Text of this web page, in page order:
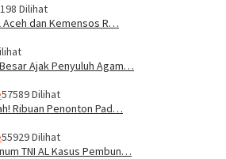
Dilihat
Aceh dan Kemensos R…
Ajak Penyuluh Agam…
57589 Dilihat
Ribuan Penonton Pad…
55929 Dilihat
TNI AL Kasus Pembun…